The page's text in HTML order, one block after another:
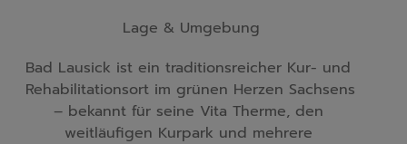
Lage & Umgebung
Bad Lausick ist ein traditionsreicher Kur- und
Rehabilitationsort im grünen Herzen Sachsens
– bekannt für seine Vita Therme, den
weitläufigen Kurpark und mehrere